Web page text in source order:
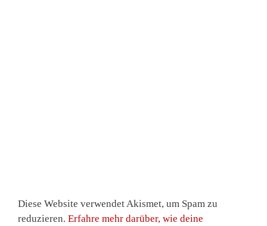
Diese Website verwendet Akismet, um Spam zu
reduzieren. Erfahre mehr darüber, wie deine